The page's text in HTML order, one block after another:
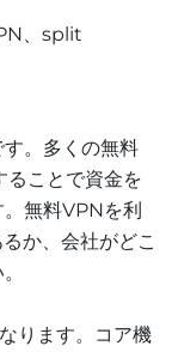
、split
。多くの無料
ることで資金を
無料VPNを利
か、会社がどこ
ります。コア機